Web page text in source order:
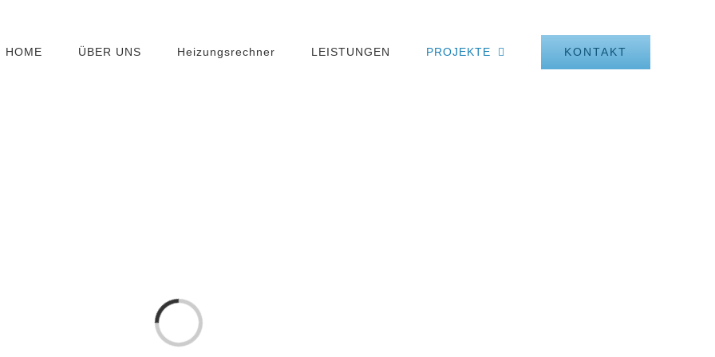
HOME ÜBER UNS Heizungsrechner LEISTUNGEN PROJEKTE KONTAKT
Loading...